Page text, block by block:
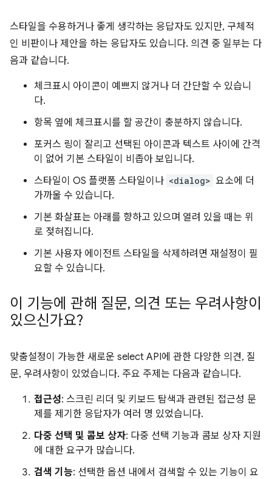
스타일을 수용하거나 좋게 생각하는 응답자도 있지만, 구체적
인 비판이나 제안을 하는 응답자도 있습니다. 의견 중 일부는 다
음과 같습니다.
체크표시 아이콘이 예쁘지 않거나 더 간단할 수 있습니
다.
항목 옆에 체크표시를 할 공간이 충분하지 않습니다.
포커스 링이 잘리고 선택된 아이콘과 텍스트 사이에 간격
이 없어 기본 스타일이 비좁아 보입니다.
스타일이 OS 플랫폼 스타일이나 <dialog> 요소에 더
가까울 수 있습니다.
기본 화살표는 아래를 향하고 있으며 열려 있을 때는 위
로 젖혀집니다.
기본 사용자 에이전트 스타일을 삭제하려면 재설정이 필
요할 수 있습니다.
이 기능에 관해 질문, 의견 또는 우려사항이
있으신가요?
맞춤설정이 가능한 새로운 select API에 관한 다양한 의견, 질
문, 우려사항이 있었습니다. 주요 주제는 다음과 같습니다.
접근성: 스크린 리더 및 키보드 탐색과 관련된 접근성 문
제를 제기한 응답자가 여러 명 있었습니다.
다중 선택 및 콤보 상자: 다중 선택 기능과 콤보 상자 지원
에 대한 요구가 많습니다.
검색 기능: 선택한 옵션 내에서 검색할 수 있는 기능이 요